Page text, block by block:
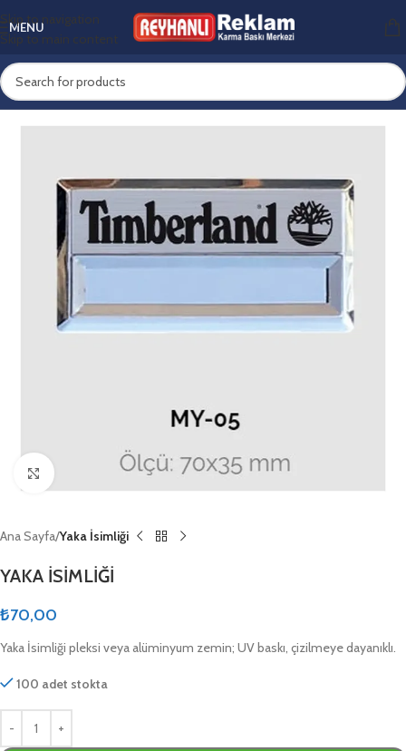
Skip to navigation
Skip to main content
MENU
Click to enlarge
Ana Sayfa Yaka İsimliği
YAKA İSİMLİĞİ
₺70,00
Yaka İsimliği pleksi veya alüminyum zemin; UV baskı, çizilmeye dayanıklı.
100 adet stokta